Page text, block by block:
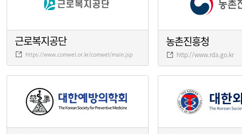
근로복지공단
https://www.comwel.or.kr/comwel/main.jsp
농촌진흥청
http://www.rda.go.kr